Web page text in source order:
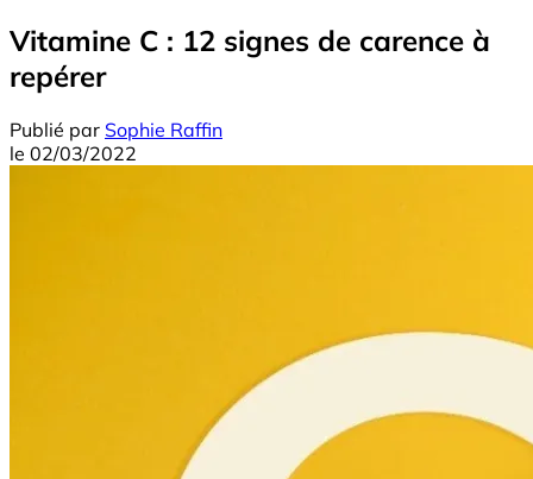
Vitamine C : 12 signes de carence à
repérer
Publié par Sophie Raffin
le 02/03/2022